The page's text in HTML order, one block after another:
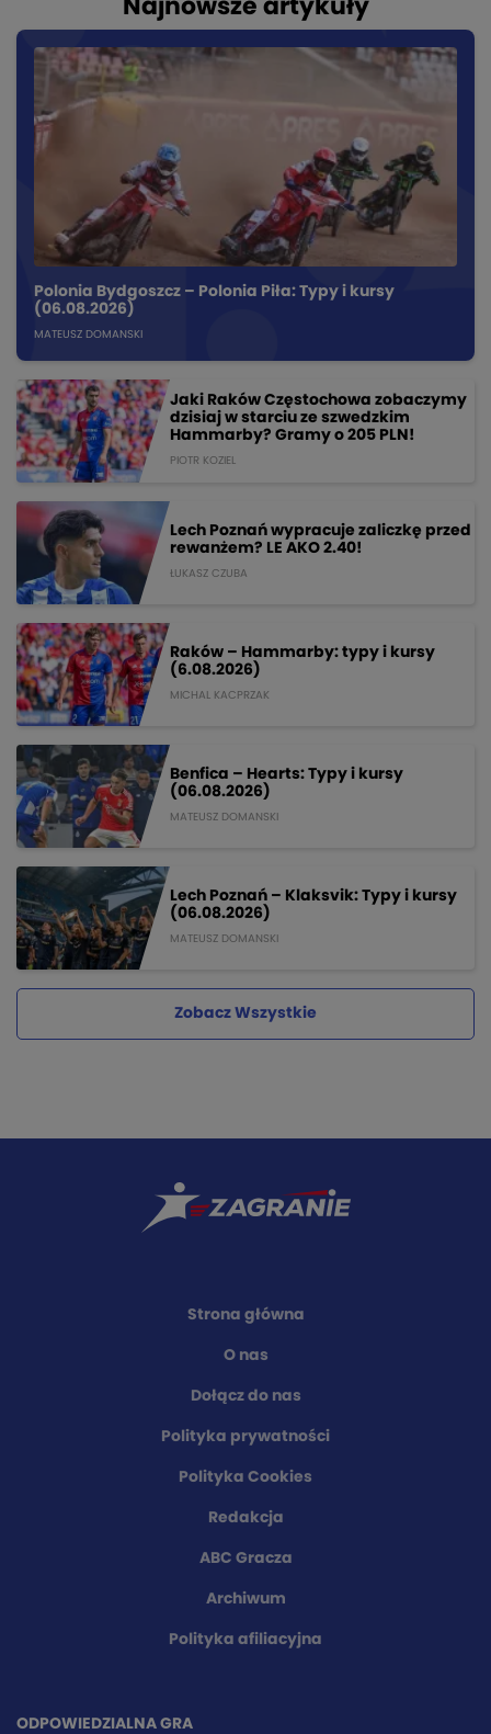
Najnowsze artykuły
Polonia Bydgoszcz – Polonia Piła: Typy i kursy
(06.08.2026)
MATEUSZ DOMANSKI
Jaki Raków Częstochowa zobaczymy
dzisiaj w starciu ze szwedzkim
Hammarby? Gramy o 205 PLN!
PIOTR KOZIEL
Lech Poznań wypracuje zaliczkę przed
rewanżem? LE AKO 2.40!
ŁUKASZ CZUBA
Raków – Hammarby: typy i kursy
(6.08.2026)
MICHAL KACPRZAK
Benfica – Hearts: Typy i kursy
(06.08.2026)
MATEUSZ DOMANSKI
Lech Poznań – Klaksvik: Typy i kursy
(06.08.2026)
MATEUSZ DOMANSKI
Zobacz Wszystkie
Strona główna
O nas
Dołącz do nas
Polityka prywatności
Polityka Cookies
Redakcja
ABC Gracza
Archiwum
Polityka afiliacyjna
ODPOWIEDZIALNA GRA